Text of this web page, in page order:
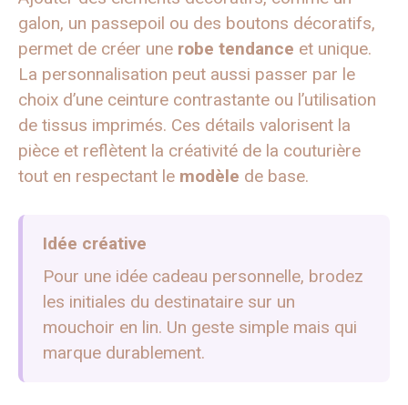
galon, un passepoil ou des boutons décoratifs,
permet de créer une robe tendance et unique.
La personnalisation peut aussi passer par le
choix d’une ceinture contrastante ou l’utilisation
de tissus imprimés. Ces détails valorisent la
pièce et reflètent la créativité de la couturière
tout en respectant le modèle de base.
Idée créative
Pour une idée cadeau personnelle, brodez
les initiales du destinataire sur un
mouchoir en lin. Un geste simple mais qui
marque durablement.